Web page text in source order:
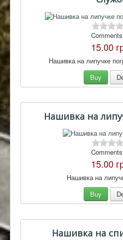
15.00
Нашивка на липучке
Buy
Нашивка на
15.00
Нашивка на
Buy
Нашивка на